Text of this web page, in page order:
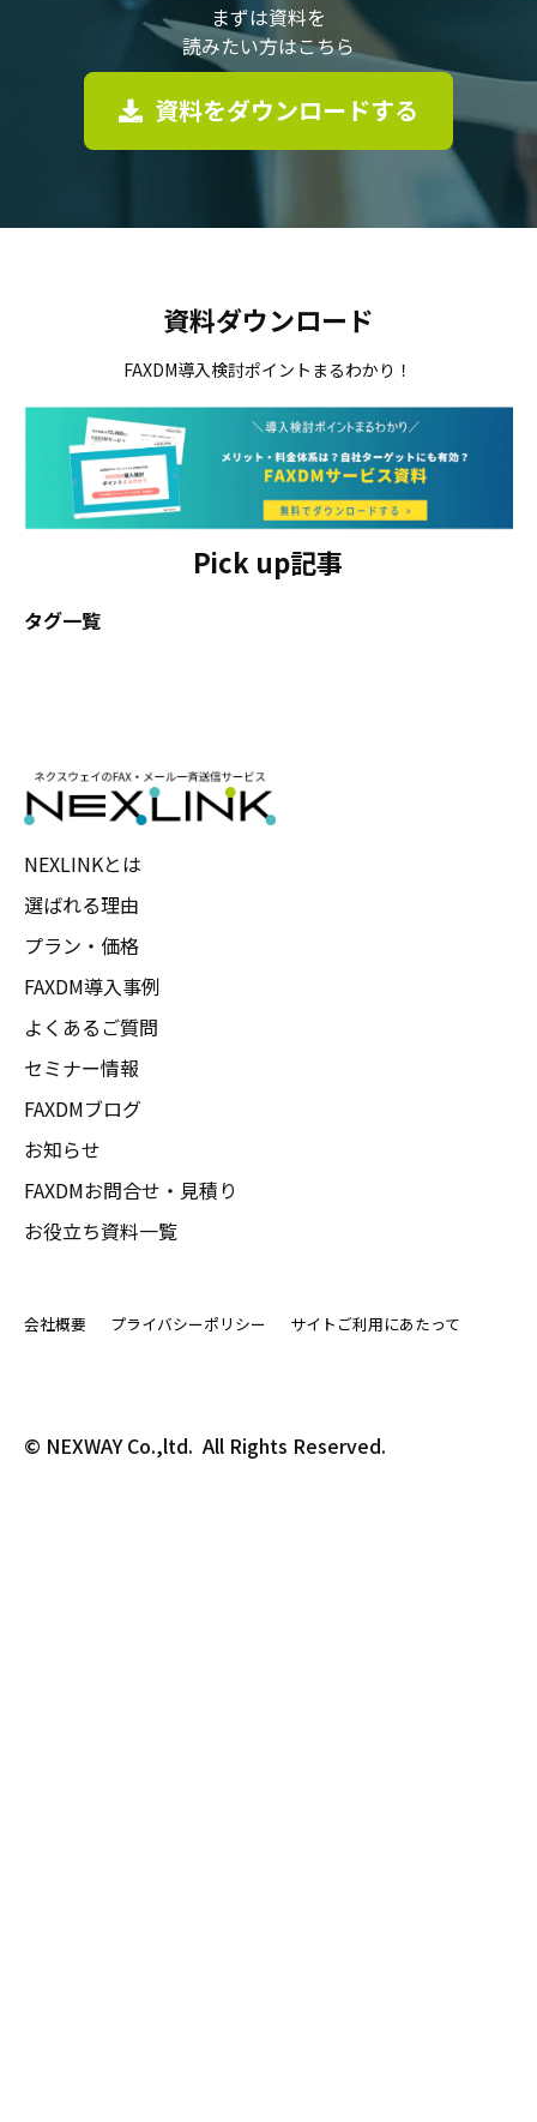
まずは資料を
読みたい方はこちら
資料をダウンロードする
資料ダウンロード
FAXDM導入検討ポイントまるわかり！
Pick up記事
タグ一覧
NEXLINKとは
選ばれる理由
プラン・価格
FAXDM導入事例
よくあるご質問
セミナー情報
FAXDMブログ
お知らせ
FAXDMお問合せ・見積り
お役立ち資料一覧
会社概要 プライバシーポリシー サイトご利用にあたって
© NEXWAY Co.,ltd.  All Rights Reserved.